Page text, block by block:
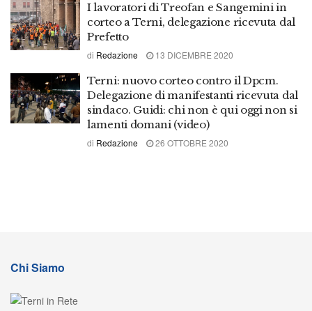
I lavoratori di Treofan e Sangemini in
corteo a Terni, delegazione ricevuta dal
Prefetto
di Redazione 13 DICEMBRE 2020
Terni: nuovo corteo contro il Dpcm.
Delegazione di manifestanti ricevuta dal
sindaco. Guidi: chi non è qui oggi non si
lamenti domani (video)
di Redazione 26 OTTOBRE 2020
Chi Siamo